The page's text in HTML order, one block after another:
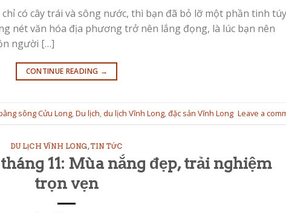
có cây trái và sông nước, thì bạn đã bỏ lỡ một phần tinh túy
nét văn hóa địa phương trở nên lắng đọng, là lúc bạn nên
người […]
CONTINUE READING →
sông Cửu Long,Du lịch, du lịch Vĩnh Long,đặc sản Vĩnh Long Leave a
DU LỊCH VĨNH LONG,TIN TỨC
11: Mùa nắng đẹp, trải nghiệm
trọn vẹn